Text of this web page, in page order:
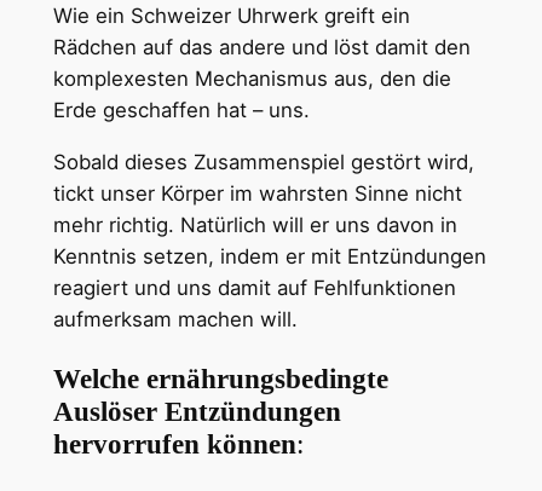
Wie ein Schweizer Uhrwerk greift ein
Rädchen auf das andere und löst damit den
komplexesten Mechanismus aus, den die
Erde geschaffen hat – uns.
Sobald dieses Zusammenspiel gestört wird,
tickt unser Körper im wahrsten Sinne nicht
mehr richtig. Natürlich will er uns davon in
Kenntnis setzen, indem er mit Entzündungen
reagiert und uns damit auf Fehlfunktionen
aufmerksam machen will.
Welche ernährungsbedingte
Auslöser Entzündungen
hervorrufen können: